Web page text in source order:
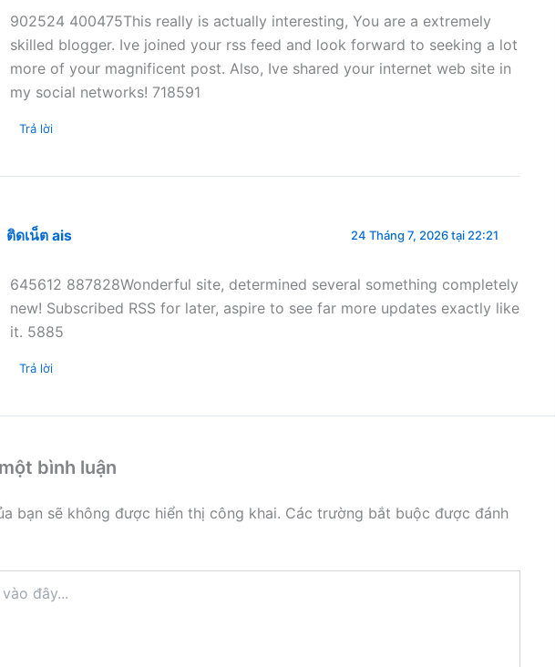
902524 400475This really is actually interesting, You are a extremely
skilled blogger. Ive joined your rss feed and look forward to seeking a lot
more of your magnificent post. Also, Ive shared your internet web site in
my social networks! 718591
Trả lời
ติดเน็ต ais 24 Tháng 7, 2026 tại 22:21
645612 887828Wonderful site, determined several something completely
new! Subscribed RSS for later, aspire to see far more updates exactly like
it. 5885
Trả lời
bình luận
bạn sẽ không được hiển thị công khai. Các trường bắt buộc được đánh